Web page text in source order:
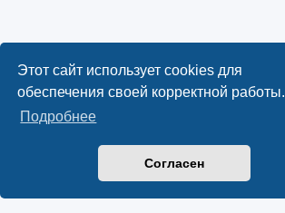
Этот сайт использует cookies для
обеспечения своей корректной работы.
Подробнее
Согласен